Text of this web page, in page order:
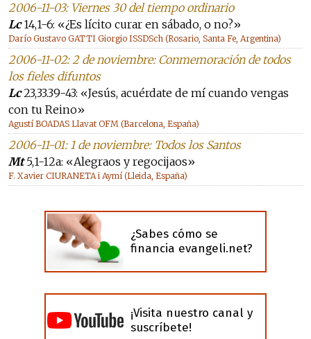
2006-11-03: Viernes 30 del tiempo ordinario
Lc14,1-6: «¿Es lícito curar en sábado, o no?»
Darío Gustavo GATTI Giorgio ISSDSch (Rosario, Santa Fe, Argentina)
2006-11-02: 2 de noviembre: Conmemoración de todos
los fieles difuntos
Lc23,33.39-43: «Jesús, acuérdate de mí cuando vengas
con tu Reino»
Agustí BOADAS Llavat OFM (Barcelona, España)
2006-11-01: 1 de noviembre: Todos los Santos
Mt5,1-12a: «Alegraos y regocijaos»
F. Xavier CIURANETA i Aymí (Lleida, España)
¿Sabes cómo se
financia evangeli.net?
¡Visita nuestro canal y
suscríbete!